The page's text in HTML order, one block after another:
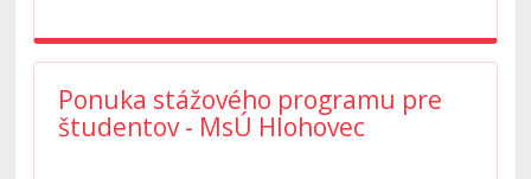
Ponuka stážového programu pre
študentov - MsÚ Hlohovec